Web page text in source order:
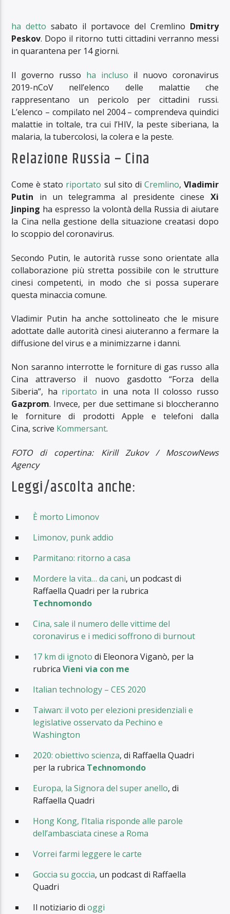
ha detto sabato il portavoce del Cremlino Dmitry
Peskov. Dopo il ritorno tutti cittadini verranno messi
in quarantena per 14 giorni.
Il governo russo ha incluso il nuovo coronavirus
2019-nCoV nell’elenco delle malattie che
rappresentano un pericolo per cittadini russi.
L’elenco – compilato nel 2004 – comprendeva quindici
malattie in toltale, tra cui l’HIV, la peste siberiana, la
malaria, la tubercolosi, la colera e la peste.
Relazione Russia – Cina
Come è stato riportato sul sito di Cremlino, Vladimir
Putin in un telegramma al presidente cinese Xi
Jinping ha espresso la volontà della Russia di aiutare
la Cina nella gestione della situazione creatasi dopo
lo scoppio del coronavirus.
Secondo Putin, le autorità russe sono orientate alla
collaborazione più stretta possibile con le strutture
cinesi competenti, in modo che si possa superare
questa minaccia comune.
Vladimir Putin ha anche sottolineato che le misure
adottate dalle autorità cinesi aiuteranno a fermare la
diffusione del virus e a minimizzarne i danni.
Non saranno interrotte le forniture di gas russo alla
Cina attraverso il nuovo gasdotto “Forza della
Siberia”, ha riportato in una nota Il colosso russo
Gazprom. Invece, per due settimane si bloccheranno
le forniture di prodotti Apple e telefoni dalla
Cina, scrive Kommersant.
FOTO di copertina: Kirill Zukov / MoscowNews
Agency
Leggi/ascolta anche:
È morto Limonov
Limonov, punk addio
Parmitano: ritorno a casa
Mordere la vita… da cani, un podcast di
Raffaella Quadri per la rubrica
Technomondo
Cina, sale il numero delle vittime del
coronavirus e i medici soffrono di burnout
17 km di ignoto di Eleonora Viganò, per la
rubricaVieni via con me
Italian technology – CES 2020
Taiwan: il voto per elezioni presidenziali e
legislative osservato da Pechino e
Washington
2020: obiettivo scienza, di Raffaella Quadri
per la rubrica Technomondo
Europa, la Signora del super anello, di
Raffaella Quadri
Hong Kong, l’Italia risponde alle parole
dell’ambasciata cinese a Roma
Vorrei farmi leggere le carte
Goccia su goccia, un podcast di Raffaella
Quadri
Il notiziario dioggi